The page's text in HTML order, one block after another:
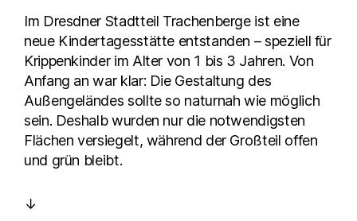
Im Dresdner Stadtteil Trachenberge ist eine
neue Kindertagesstätte entstanden – speziell für
Krippenkinder im Alter von 1 bis 3 Jahren. Von
Anfang an war klar: Die Gestaltung des
Außengeländes sollte so naturnah wie möglich
sein. Deshalb wurden nur die notwendigsten
Flächen versiegelt, während der Großteil offen
und grün bleibt.
↓